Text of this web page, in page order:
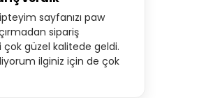
sayfanızı paw
sipariş
güzel kalitede geldi.
ilginiz için de çok